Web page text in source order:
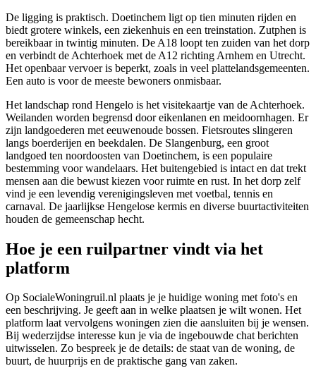
De ligging is praktisch. Doetinchem ligt op tien minuten rijden en
biedt grotere winkels, een ziekenhuis en een treinstation. Zutphen is
bereikbaar in twintig minuten. De A18 loopt ten zuiden van het dorp
en verbindt de Achterhoek met de A12 richting Arnhem en Utrecht.
Het openbaar vervoer is beperkt, zoals in veel plattelandsgemeenten.
Een auto is voor de meeste bewoners onmisbaar.
Het landschap rond Hengelo is het visitekaartje van de Achterhoek.
Weilanden worden begrensd door eikenlanen en meidoornhagen. Er
zijn landgoederen met eeuwenoude bossen. Fietsroutes slingeren
langs boerderijen en beekdalen. De Slangenburg, een groot
landgoed ten noordoosten van Doetinchem, is een populaire
bestemming voor wandelaars. Het buitengebied is intact en dat trekt
mensen aan die bewust kiezen voor ruimte en rust. In het dorp zelf
vind je een levendig verenigingsleven met voetbal, tennis en
carnaval. De jaarlijkse Hengelose kermis en diverse buurtactiviteiten
houden de gemeenschap hecht.
Hoe je een ruilpartner vindt via het
platform
Op SocialeWoningruil.nl plaats je je huidige woning met foto's en
een beschrijving. Je geeft aan in welke plaatsen je wilt wonen. Het
platform laat vervolgens woningen zien die aansluiten bij je wensen.
Bij wederzijdse interesse kun je via de ingebouwde chat berichten
uitwisselen. Zo bespreek je de details: de staat van de woning, de
buurt, de huurprijs en de praktische gang van zaken.